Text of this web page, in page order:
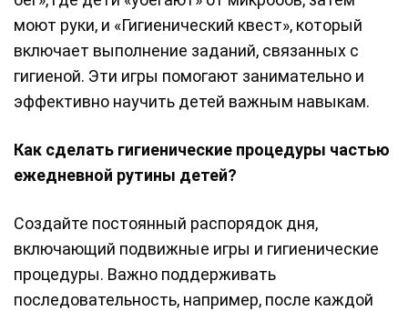
моют руки, и «Гигиенический квест», который
включает выполнение заданий, связанных с
гигиеной. Эти игры помогают занимательно и
эффективно научить детей важным навыкам.
Как сделать гигиенические процедуры частью
ежедневной рутины детей?
Создайте постоянный распорядок дня,
включающий подвижные игры и гигиенические
процедуры. Важно поддерживать
последовательность, например, после каждой